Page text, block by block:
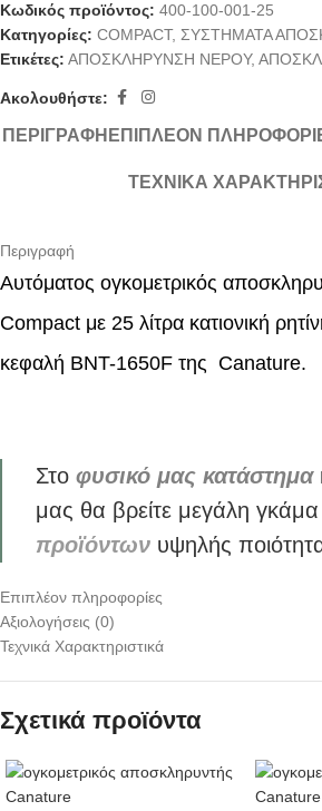
Κωδικός προϊόντος: 400-100-001-25
Κατηγορίες: COMPACT, ΣΥΣΤΗΜΑΤΑ
Ετικέτες: ΑΠΟΣΚΛΗΡΥΝΣΗ ΝΕΡΟΥ,
Ακολουθήστε:
ΠΕΡΙΓΡΑΦΉ ΕΠΙΠΛΈΟΝ
ΤΕΧΝΙΚΆ
Περιγραφή
Αυτόματος ογκομετρικός
Compact με 25 λίτρα κατιονική
κεφαλή BNT-1650F της Canature.
Στο φυσικό μας κατάστημα
μας θα βρείτε μεγάλη γκάμα
προϊόντων υψηλής
Επιπλέον πληροφορίες
Αξιολογήσεις (0)
Τεχνικά Χαρακτηριστικά
Σχετικά προϊόντα